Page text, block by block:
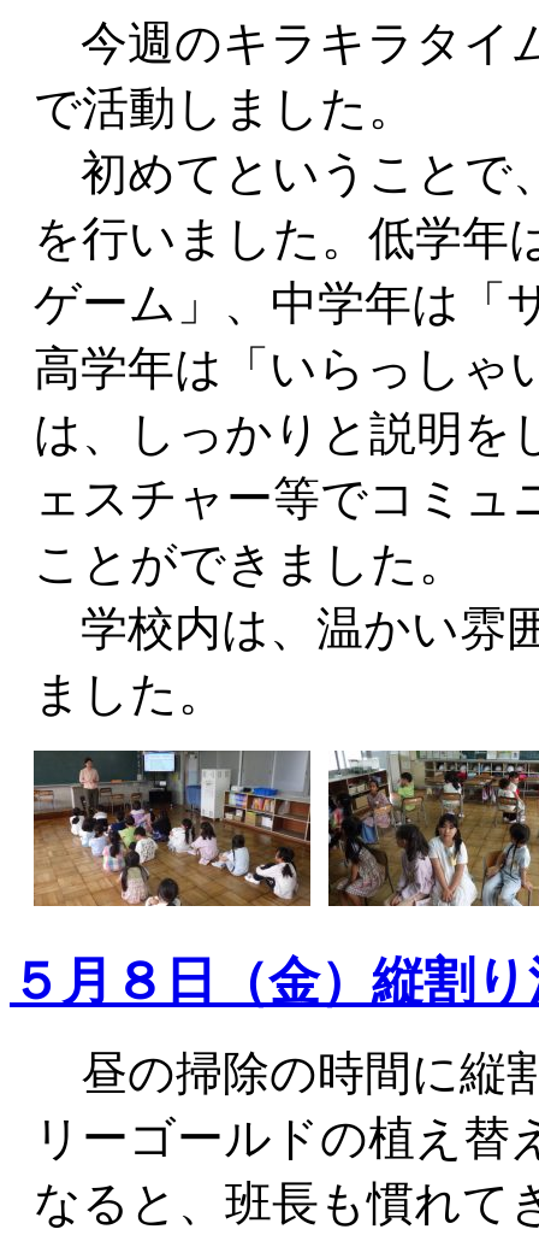
今週のキラキラタイ
で活動しました。
初めてということで
を行いました。低学
ゲーム」、中学年は
高学年は「いらっしゃ
は、しっかりと説明を
ェスチャー等でコミュ
ことができました。
学校内は、温かい雰
ました。
５月８日（金）縦割
昼の掃除の時間に縦
リーゴールドの植え替
なると、班長も慣れて